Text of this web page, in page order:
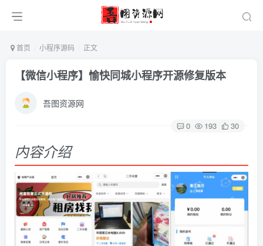
首页 小程序源码 正文
【微信小程序】愉快同城小程序开源修复版本
吾图资源网
0 193 30
内容介绍